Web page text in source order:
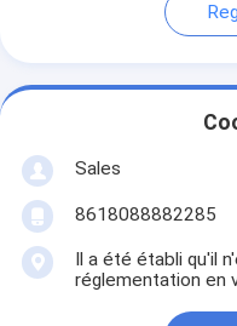
Sales
8618088882285
Il a été établi qu'il
réglementation en